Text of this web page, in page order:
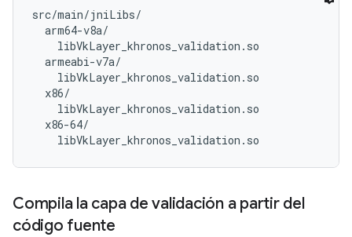
src/main/jniLibs/
  arm64-v8a/
    libVkLayer_khronos_validation.so
  armeabi-v7a/
    libVkLayer_khronos_validation.so
  x86/
    libVkLayer_khronos_validation.so
  x86-64/
Compila la capa de validación a partir del
código fuente